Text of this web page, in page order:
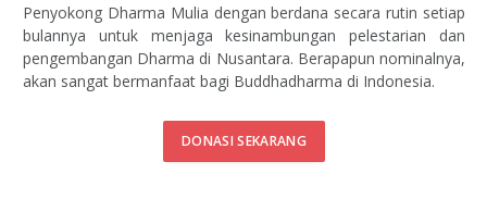
Penyokong Dharma Mulia dengan berdana secara rutin setiap
bulannya untuk menjaga kesinambungan pelestarian dan
pengembangan Dharma di Nusantara. Berapapun nominalnya,
akan sangat bermanfaat bagi Buddhadharma di Indonesia.
DONASI SEKARANG